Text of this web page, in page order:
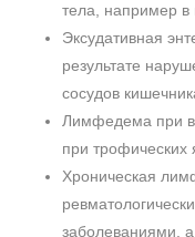
тела, например в
Эксудативная
результате
сосудов
Лимфедема при
при трофических
Хроническая
заболеваниями,